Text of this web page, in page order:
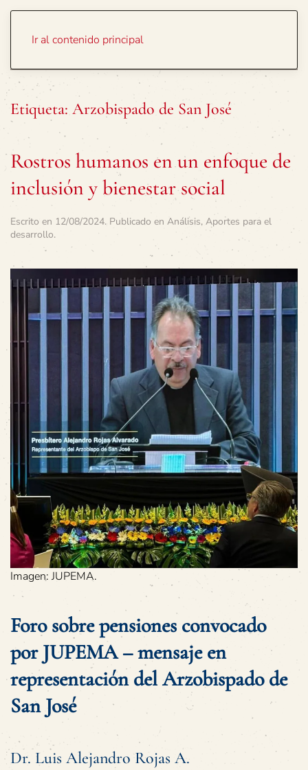
Ir al contenido principal
Etiqueta: Arzobispado de San José
Rostros humanos en un enfoque de
inclusión y bienestar social
Escrito en 12/08/2024. Publicado en Análisis, Aportes para el
desarrollo.
Imagen: JUPEMA.
Foro sobre pensiones convocado
por JUPEMA – mensaje en
representación del Arzobispado de
San José
Dr. Luis Alejandro Rojas A.